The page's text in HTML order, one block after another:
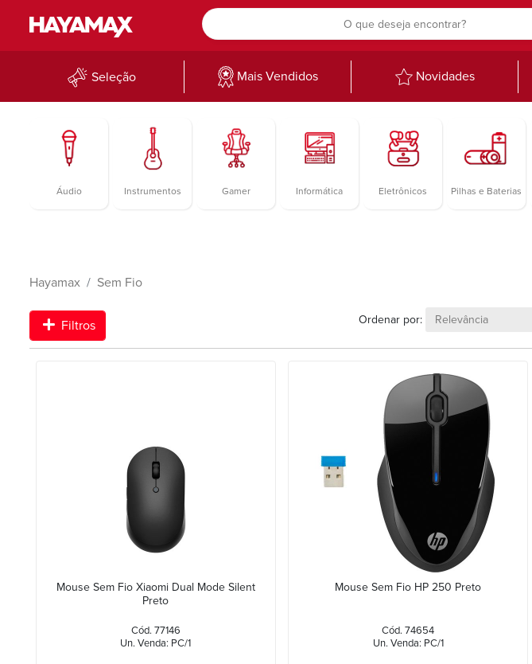
Seleção Mais Vendidos Novidades
Áudio Instrumentos Gamer Informática Eletrônicos Pilhas e Baterias
Hayamax Sem Fio
Filtros Ordenar por:
Mouse Sem Fio Xiaomi Dual Mode Silent
Preto
Cód. 77146
Un. Venda: PC/1
Mouse Sem Fio HP 250 Preto
Cód. 74654
Un. Venda: PC/1